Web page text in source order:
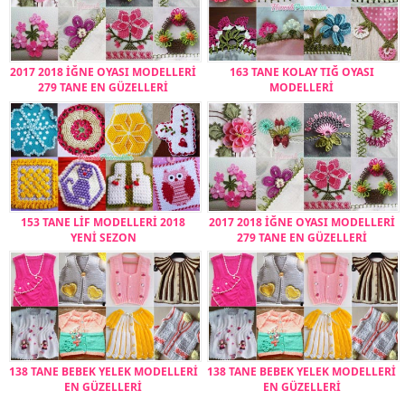
2017 2018 İĞNE OYASI MODELLERİ
279 TANE EN GÜZELLERİ
163 TANE KOLAY TIĞ OYASI
MODELLERİ
153 TANE LİF MODELLERİ 2018
YENİ SEZON
2017 2018 İĞNE OYASI MODELLERİ
279 TANE EN GÜZELLERİ
138 TANE BEBEK YELEK MODELLERİ
EN GÜZELLERİ
138 TANE BEBEK YELEK MODELLERİ
EN GÜZELLERİ